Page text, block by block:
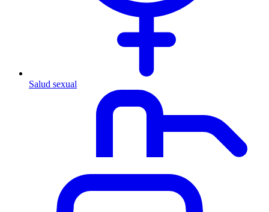
Salud sexual